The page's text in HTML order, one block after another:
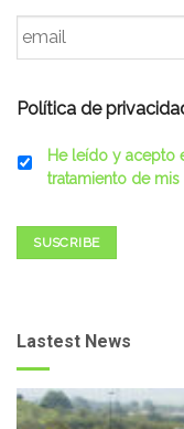
Email *
Política de
He leído y acepto
tratamiento de
SUSCRIBE
Lastest News